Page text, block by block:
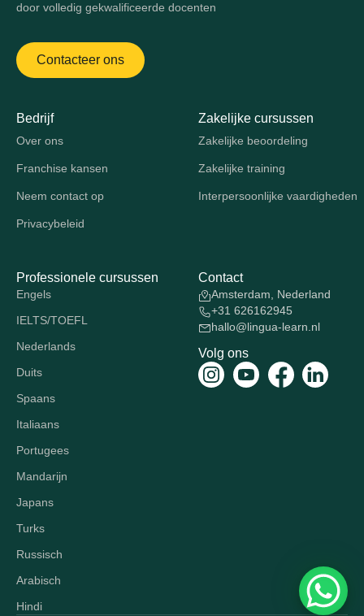
door volledig gekwalificeerde docenten
Contacteer ons
Bedrijf
Over ons
Franchise kansen
Neem contact op
Privacybeleid
Zakelijke cursussen
Zakelijke beoordeling
Zakelijke training
Interpersoonlijke vaardigheden
Professionele cursussen
Engels
IELTS/TOEFL
Nederlands
Duits
Spaans
Italiaans
Portugees
Mandarijn
Japans
Turks
Russisch
Arabisch
Hindi
Contact
Amsterdam, Nederland
+31 626162945
hallo@lingua-learn.nl
Volg ons